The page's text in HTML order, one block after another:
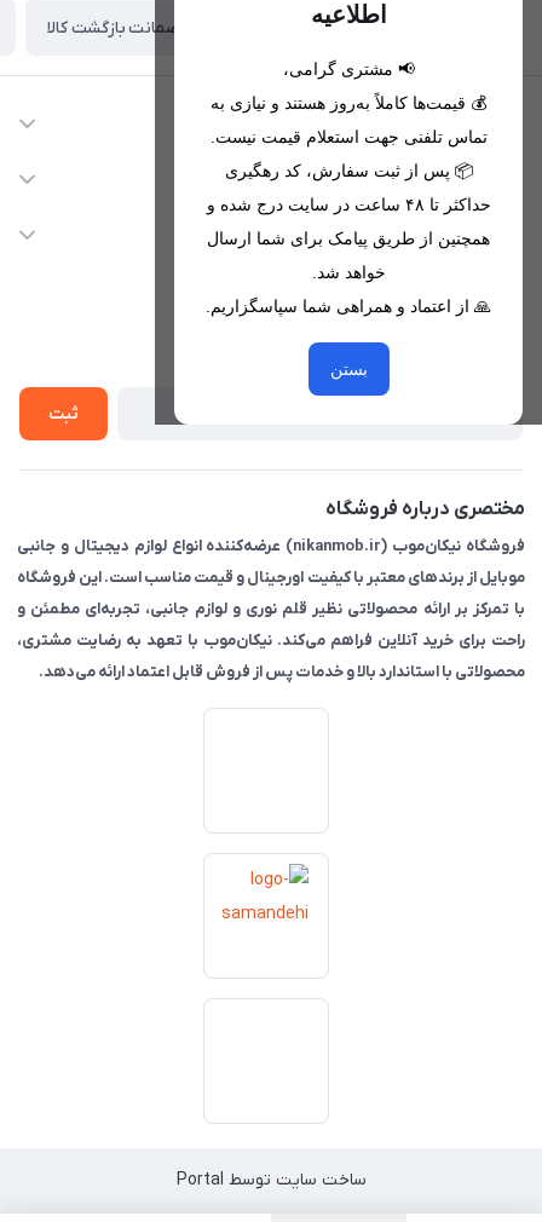
اطلاعیه
📢 مشتری گرامی،
💰 قیمت‌ها کاملاً به‌روز هستند و نیازی به
تماس تلفنی جهت استعلام قیمت نیست.
📦 پس از ثبت سفارش، کد رهگیری
حداکثر تا ۴۸ ساعت در سایت درج شده و
همچنین از طریق پیامک برای شما ارسال
خواهد شد.
🙏 از اعتماد و همراهی شما سپاسگزاریم.
بستن
تحویل اکسپرس(با هماهنگی) ضمانت بازگشت کالا
اطلاعات تماس
09221680256 - 09373782289
nikanmobstore@gmail.com
هرمزگان، بندرخمیر، شهرک رودبار
دسترسی سریع
لیست محصولات
خدمات مشتریان
حریم خصوصی
از جدید‌ترین تخفیف‌ها با‌ خبر شوید
ثبت
مختصری درباره فروشگاه
فروشگاه نیکان‌موب (nikanmob.ir) عرضه‌کننده انواع لوازم دیجیتال و جانبی
موبایل از برندهای معتبر با کیفیت اورجینال و قیمت مناسب است. این فروشگاه
با تمرکز بر ارائه محصولاتی نظیر قلم نوری و لوازم جانبی، تجربه‌ای مطمئن و
راحت برای خرید آنلاین فراهم می‌کند. نیکان‌موب با تعهد به رضایت مشتری،
محصولاتی با استاندارد بالا و خدمات پس از فروش قابل اعتماد ارائه می‌دهد.
ساخت سایت توسط Portal